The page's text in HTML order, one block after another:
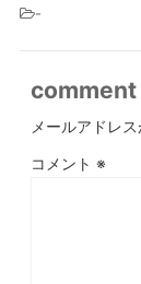
-
comment
メールアドレ
コメント ※